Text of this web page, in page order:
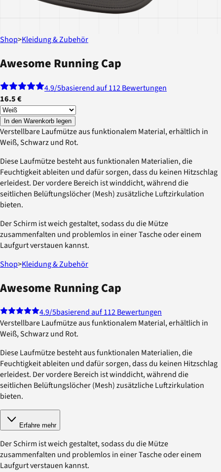
Shop>Kleidung & Zubehör
Awesome Running Cap
4.9/5basierend auf 112 Bewertungen
16.5 €
In den Warenkorb legen
Verstellbare Laufmütze aus funktionalem Material, erhältlich in
Weiß, Schwarz und Rot.
Diese Laufmütze besteht aus funktionalen Materialien, die
Feuchtigkeit ableiten und dafür sorgen, dass du keinen Hitzschlag
erleidest. Der vordere Bereich ist winddicht, während die
seitlichen Belüftungslöcher (Mesh) zusätzliche Luftzirkulation
bieten.
Der Schirm ist weich gestaltet, sodass du die Mütze
zusammenfalten und problemlos in einer Tasche oder einem
Laufgurt verstauen kannst.
Shop>Kleidung & Zubehör
Awesome Running Cap
4.9/5basierend auf 112 Bewertungen
Verstellbare Laufmütze aus funktionalem Material, erhältlich in
Weiß, Schwarz und Rot.
Diese Laufmütze besteht aus funktionalen Materialien, die
Feuchtigkeit ableiten und dafür sorgen, dass du keinen Hitzschlag
erleidest. Der vordere Bereich ist winddicht, während die
seitlichen Belüftungslöcher (Mesh) zusätzliche Luftzirkulation
bieten.
Erfahre mehr
Der Schirm ist weich gestaltet, sodass du die Mütze
zusammenfalten und problemlos in einer Tasche oder einem
Laufgurt verstauen kannst.